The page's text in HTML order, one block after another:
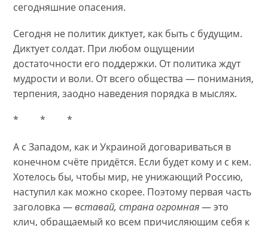
сегодняшние опасения.
Сегодня не политик диктует, как быть с будущим.
Диктует солдат. При любом ощущении
достаточности его поддержки. От политика ждут
мудрости и воли. От всего общества — понимания,
терпения, заодно наведения порядка в мыслях.
* * *
А с Западом, как и Украиной договариваться в
конечном счёте придётся. Если будет кому и с кем.
Хотелось бы, чтобы мир, не унижающий Россию,
наступил как можно скорее. Поэтому первая часть
заголовка —вставай, страна огромная— это
клич, обращаемый ко всем причисляющим себя к